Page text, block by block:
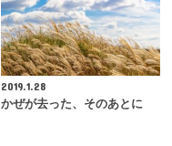
2019.1.28
かぜが去った、そのあとに